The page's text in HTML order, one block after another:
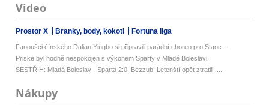
Video
Prostor X Branky, body, kokoti Fortuna liga
Fanoušci čínského Dalian Yingbo si připravili parádní choreo pro Stanc...
Priske byl hodně nespokojen s výkonem Sparty v Mladé Boleslavi
SESTŘIH: Mladá Boleslav - Sparta 2:0. Bezzubí Letenští opět ztratili. ...
Nákupy